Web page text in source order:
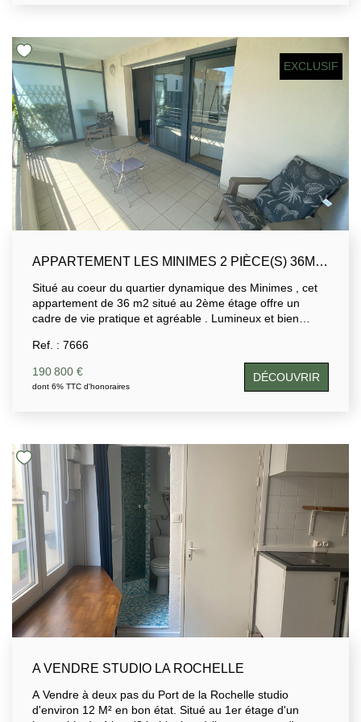
investissement locatif ou une résidence principale .
EXCLUSIF
APPARTEMENT LES MINIMES 2 PIÈCE(S) 36M2 AVEC ASCENSEUR ET TERRASSE (12M2)
Situé au coeur du quartier dynamique des Minimes , cet
appartement de 36 m2 situé au 2ème étage offre un
cadre de vie pratique et agréable . Lumineux et bien
cuisine , d'une salle d'eau avec wc, d'une chambre . Il
parfaite pour profiter du climat doux de la cote Atlantique.
La résidence dispose d'un ascenseur et se situe à
Ref. : 7666
190 800 €
dont 6% TTC d'honoraires
DÉCOUVRIR
A VENDRE STUDIO LA ROCHELLE
A Vendre à deux pas du Port de la Rochelle studio
d'environ 12 M² en bon état. Situé au 1er étage d'un